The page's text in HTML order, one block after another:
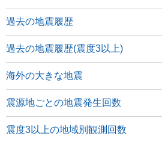
過去の地震履歴
過去の地震履歴(震度3以上)
海外の大きな地震
震源地ごとの地震発生回数
震度3以上の地域別観測回数